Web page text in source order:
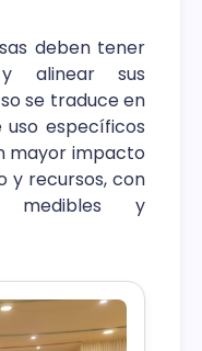
deben tener
y alinear sus
se traduce en
específicos
mayor impacto
y recursos, con
medibles y